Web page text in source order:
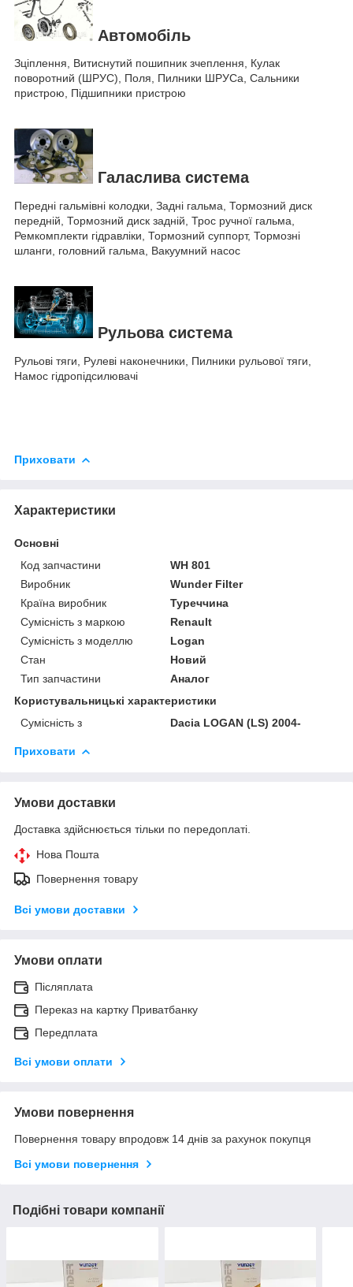
Автомобіль
Зціплення, Витиснутий пошипник зчеплення, Кулак
поворотний (ШРУС), Поля, Пилники ШРУСа, Сальники
пристрою, Підшипники пристрою
Галаслива система
Передні гальмівні колодки, Задні гальма, Тормозний диск
передній, Тормозний диск задній, Трос ручної гальма,
Ремкомплекти гідравліки, Тормозний суппорт, Тормозні
шланги, головний гальма, Вакуумний насос
Рульова система
Рульові тяги, Рулеві наконечники, Пилники рульової тяги,
Намос гідропідсилювачі
Приховати
Характеристики
Основні
Код запчастини
WH 801
Виробник
Wunder Filter
Країна виробник
Туреччина
Сумісність з маркою
Renault
Сумісність з моделлю
Logan
Стан
Новий
Тип запчастини
Аналог
Користувальницькі характеристики
Сумісність з
Dacia LOGAN (LS) 2004-
Приховати
Умови доставки
Доставка здійснюється тільки по передоплаті.
Нова Пошта
Повернення товару
Всі умови доставки
Умови оплати
Післяплата
Переказ на картку Приватбанку
Передплата
Всі умови оплати
Умови повернення
Повернення товару впродовж 14 днів за рахунок покупця
Всі умови повернення
Подібні товари компанії